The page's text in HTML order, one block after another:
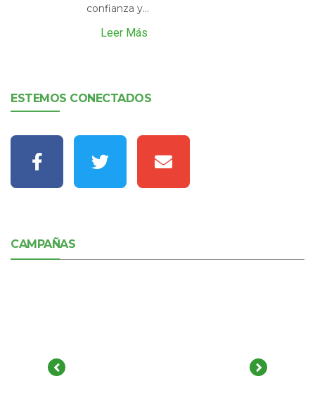
confianza y...
Leer Más
ESTEMOS CONECTADOS
CAMPAÑAS